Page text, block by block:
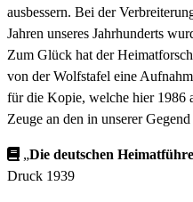
ausbessern. Bei der
Jahren unseres Jahrhunderts
Zum Glück hat der
von der Wolfstafel eine
für die Kopie, welche hier 1986
Zeuge an den in unserer
„Die deutschen
Druck 1939